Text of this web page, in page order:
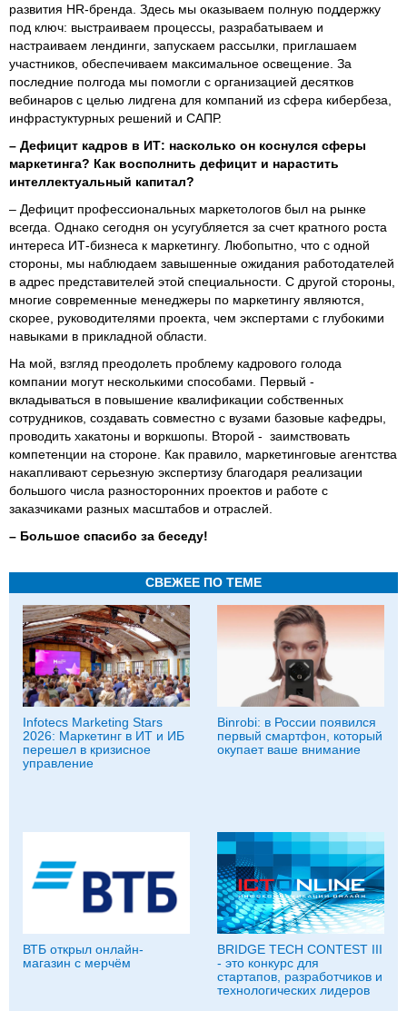
развития HR-бренда. Здесь мы оказываем полную поддержку
под ключ: выстраиваем процессы, разрабатываем и
настраиваем лендинги, запускаем рассылки, приглашаем
участников, обеспечиваем максимальное освещение. За
последние полгода мы помогли с организацией десятков
вебинаров с целью лидгена для компаний из сфера кибербеза,
инфрастуктурных решений и САПР.
– Дефицит кадров в ИТ: насколько он коснулся сферы
маркетинга? Как восполнить дефицит и нарастить
интеллектуальный капитал?
– Дефицит профессиональных маркетологов был на рынке
всегда. Однако сегодня он усугубляется за счет кратного роста
интереса ИТ-бизнеса к маркетингу. Любопытно, что с одной
стороны, мы наблюдаем завышенные ожидания работодателей
в адрес представителей этой специальности. С другой стороны,
многие современные менеджеры по маркетингу являются,
скорее, руководителями проекта, чем экспертами с глубокими
навыками в прикладной области.
На мой, взгляд преодолеть проблему кадрового голода
компании могут несколькими способами. Первый -
вкладываться в повышение квалификации собственных
сотрудников, создавать совместно с вузами базовые кафедры,
проводить хакатоны и воркшопы. Второй - заимствовать
компетенции на стороне. Как правило, маркетинговые агентства
накапливают серьезную экспертизу благодаря реализации
большого числа разносторонних проектов и работе с
заказчиками разных масштабов и отраслей.
– Большое спасибо за беседу!
СВЕЖЕЕ ПО ТЕМЕ
Infotecs Marketing Stars
2026: Маркетинг в ИТ и ИБ
перешел в кризисное
управление
Binrobi: в России появился
первый смартфон, который
окупает ваше внимание
ВТБ открыл онлайн-
магазин с мерчём
BRIDGE TECH CONTEST III
- это конкурс для
стартапов, разработчиков и
технологических лидеров